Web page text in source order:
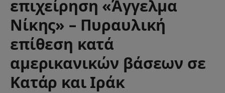
επιχείρηση «Άγγελμα
Νίκης» – Πυραυλική
επίθεση κατά
αμερικανικών βάσεων σε
Κατάρ και Ιράκ